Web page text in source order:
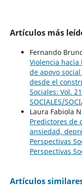
Artículos más
Fernando
Violencia
de apoyo
desde el
Sociales: Vol.
SOCIALES/
Laura Fabiola
Predictores de
ansiedad,
Perspectivas
Perspectivas
Artículos